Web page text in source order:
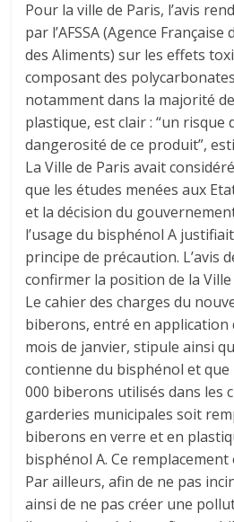
Pour la ville de Paris, l’avis
par l’AFSSA (Agence
des Aliments) sur les effets
composant des
notamment dans la majorité
plastique, est clair : “un risque
dangerosité de ce produit”,
La Ville de Paris avait
que les études menées aux
et la décision du
l’usage du bisphénol A
principe de précaution. L’avis
confirmer la position de la Ville
Le cahier des charges du
biberons, entré en application
mois de janvier, stipule ainsi
contienne du bisphénol et que
000 biberons utilisés dans les
garderies municipales soit
biberons en verre et en
bisphénol A. Ce remplacement
Par ailleurs, afin de ne pas
ainsi de ne pas créer une